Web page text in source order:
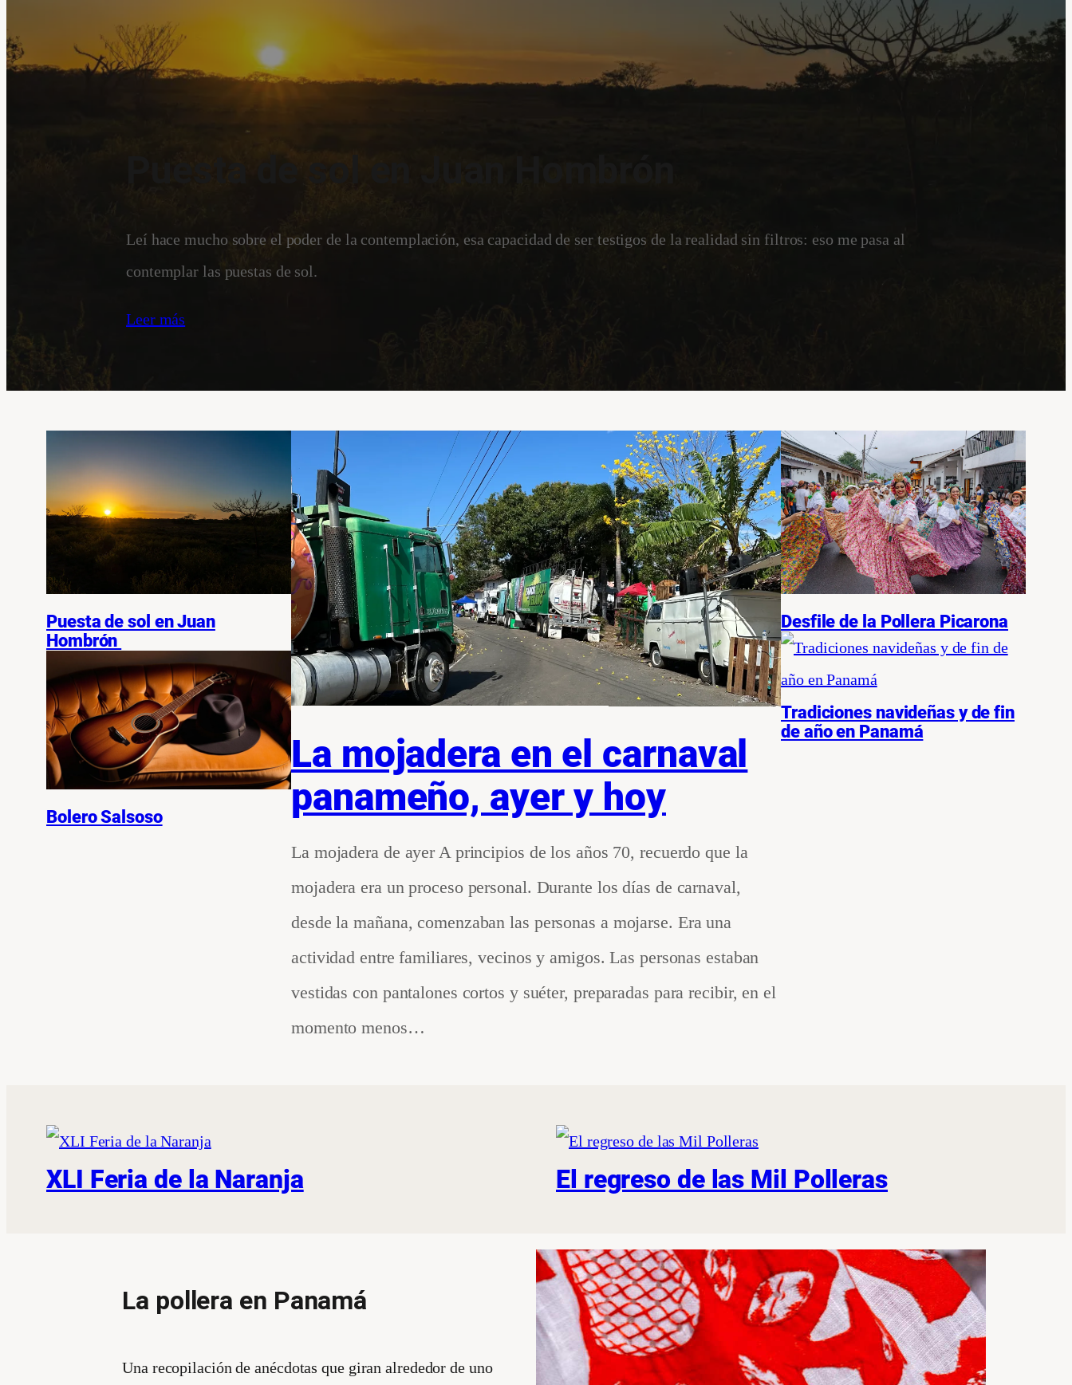
Puesta de sol en Juan Hombrón
Leí hace mucho sobre el poder de la contemplación, esa capacidad de ser testigos de la realidad sin filtros: eso me pasa al
contemplar las puestas de sol.
Leer más
Puesta de sol en Juan
Hombrón
Bolero Salsoso
La mojadera en el carnaval
panameño, ayer y hoy
La mojadera de ayer A principios de los años 70, recuerdo que la
mojadera era un proceso personal. Durante los días de carnaval,
desde la mañana, comenzaban las personas a mojarse. Era una
actividad entre familiares, vecinos y amigos. Las personas estaban
vestidas con pantalones cortos y suéter, preparadas para recibir, en el
momento menos…
Desfile de la Pollera Picarona
Tradiciones navideñas y de fin
de año en Panamá
XLI Feria de la Naranja El regreso de las Mil Polleras
La pollera en Panamá
Una recopilación de anécdotas que giran alrededor de uno